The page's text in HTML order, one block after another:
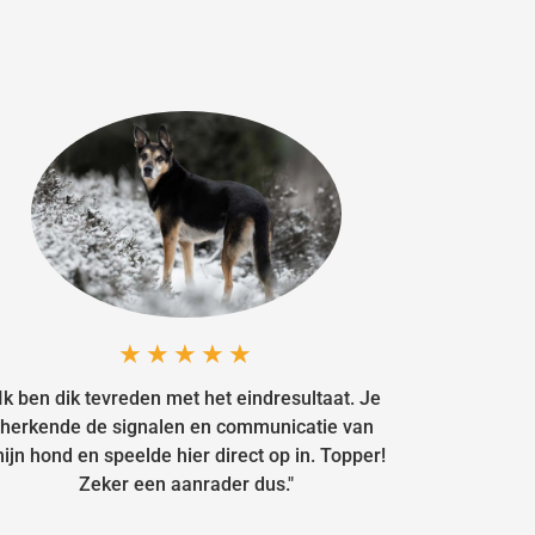
★★★★★
ben dik tevreden met het eindresultaat. Je
herkende de signalen en communicatie van
hond en speelde hier direct op in. Topper!
Zeker een aanrader dus."